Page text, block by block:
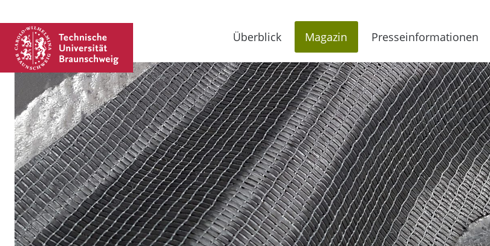
Überblick Magazin Presseinformationen